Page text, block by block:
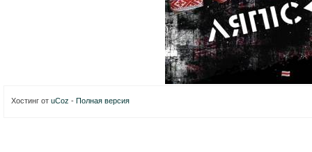
Хостинг от uCoz - Полная версия